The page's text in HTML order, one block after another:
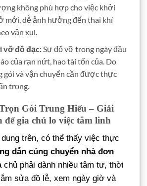
không phù hợp cho việc khởi
mới, dễ ảnh hưởng đến thai khí
vận xui.
vỡ đồ đạc:Sự đổ vỡ trong ngày đầu
của rạn nứt, hao tài tốn của. Do
gói và vận chuyển cần được thực
trọng.
Gói Trung Hiếu – Giải
để gia chủ lo việc tâm linh
trên, có thể thấy việc thực
dẫn cúng chuyển nhà đơn
chủ phải dành nhiều tâm tư, thời
sửa đồ lễ, xem ngày giờ và